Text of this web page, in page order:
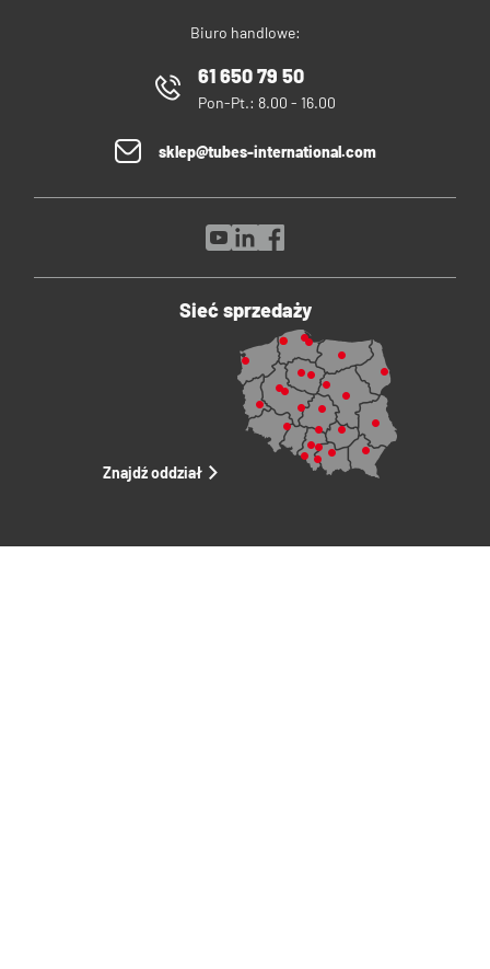
Biuro handlowe:
61 650 79 50
Pon-Pt.: 8.00 - 16.00
sklep@tubes-international.com
Sieć sprzedaży
Znajdź oddział